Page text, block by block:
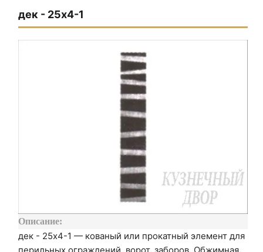
дек - 25х4-1
Описание:
дек - 25х4-1 — кованый или прокатный элемент для